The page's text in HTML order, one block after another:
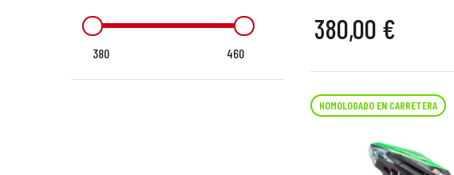
380 460
380,00 €
HOMOLOGADO EN CARRETERA